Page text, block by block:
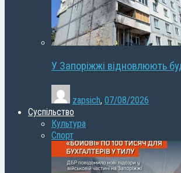
У Запоріжжі відновлюють
zapsich, 07/08/2026
Суспільство
Культура
Спорт